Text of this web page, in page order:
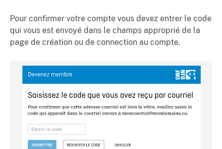
Pour confirmer votre compte vous devez entrer le code
qui vous est envoyé dans le champs approprié de la
page de création ou de connection au compte.